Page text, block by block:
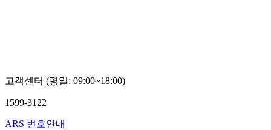
고객센터 (평일: 09:00~18:00)
1599-3122
ARS 번호안내